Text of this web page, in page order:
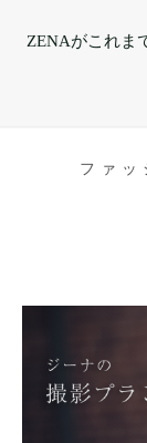
ZENAがこれま
ファッ